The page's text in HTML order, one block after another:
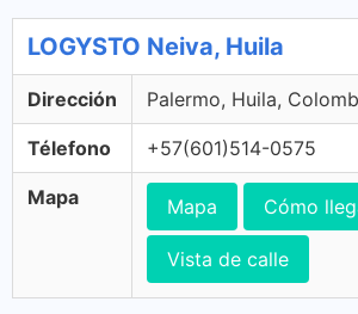
LOGYSTO Neiva, Huila
Dirección Palermo, Huila,
Télefono +57(601)514-0575
Mapa Mapa Cómo
Vista de calle